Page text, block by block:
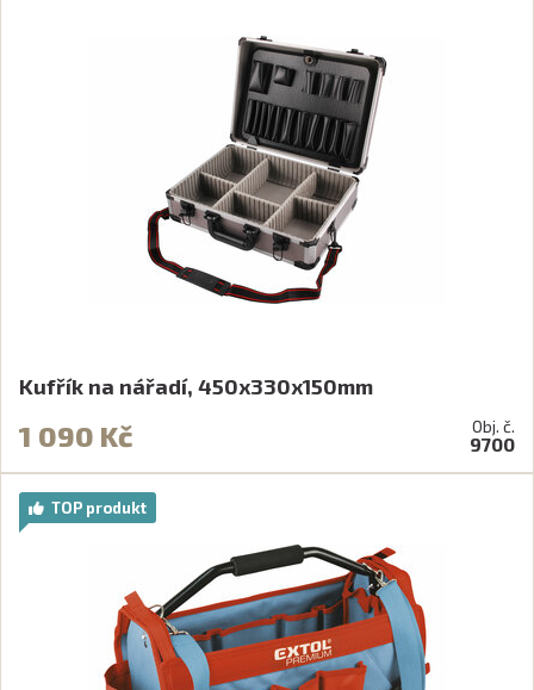
Kufřík na nářadí, 450x330x150mm
1 090 Kč Obj. č.
9700
TOP produkt